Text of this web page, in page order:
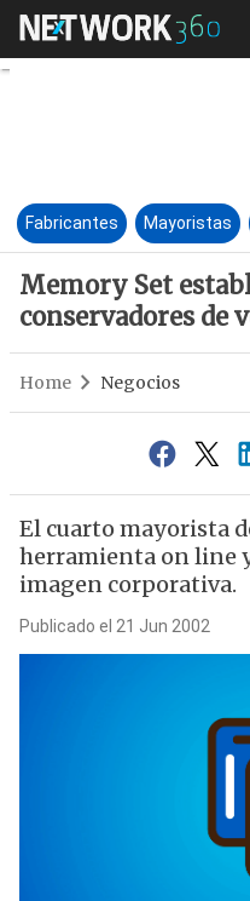
Fabricantes Mayoristas
Memory Set
conservadores de
Home Negocios
El cuarto mayorista
herramienta on line
imagen corporativa.
Publicado el 21 Jun 2002